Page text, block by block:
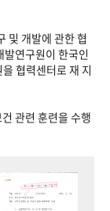
및 개발에 관한 협
연구원이 한국인
협력센터로 재 지
관련 훈련을 수행